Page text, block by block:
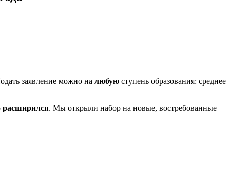
заявление можно на любую ступень образования: среднее
расширился. Мы открыли набор на новые, востребованные